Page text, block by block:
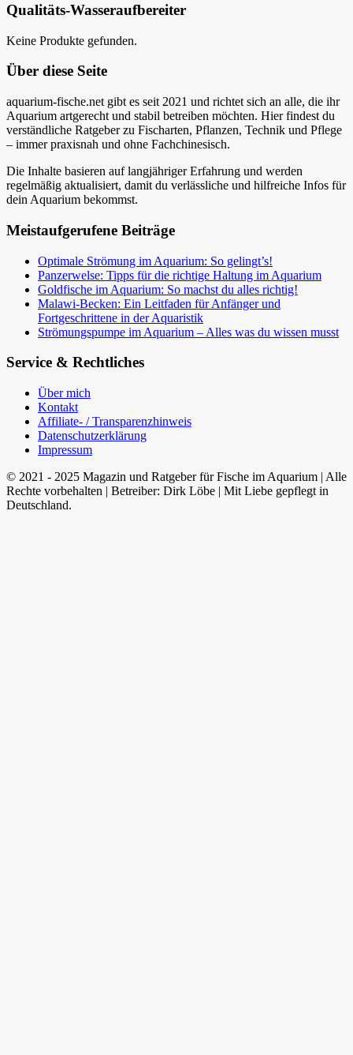
Qualitäts-Wasseraufbereiter
Keine Produkte gefunden.
Über diese Seite
aquarium-fische.net gibt es seit 2021 und richtet sich an alle, die ihr
Aquarium artgerecht und stabil betreiben möchten. Hier findest du
verständliche Ratgeber zu Fischarten, Pflanzen, Technik und Pflege
– immer praxisnah und ohne Fachchinesisch.
Die Inhalte basieren auf langjähriger Erfahrung und werden
regelmäßig aktualisiert, damit du verlässliche und hilfreiche Infos für
dein Aquarium bekommst.
Meistaufgerufene Beiträge
Optimale Strömung im Aquarium: So gelingt’s!
Panzerwelse: Tipps für die richtige Haltung im Aquarium
Goldfische im Aquarium: So machst du alles richtig!
Malawi-Becken: Ein Leitfaden für Anfänger und
Fortgeschrittene in der Aquaristik
Strömungspumpe im Aquarium – Alles was du wissen musst
Service & Rechtliches
Über mich
Kontakt
Affiliate- / Transparenzhinweis
Datenschutzerklärung
Impressum
© 2021 - 2025 Magazin und Ratgeber für Fische im Aquarium | Alle
Rechte vorbehalten | Betreiber: Dirk Löbe | Mit Liebe gepflegt in
Deutschland.